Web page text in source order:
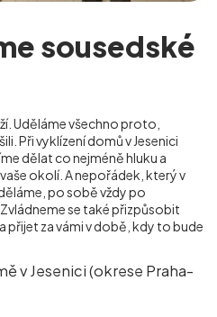
sousedské
Uděláme všechno proto,
Při vyklízení domů v Jesenici
dělat co nejméně hluku a
okolí. A nepořádek, který v
po sobě vždy po
se také přizpůsobit
přijet za vámi v době, kdy to bude
v Jesenici (okrese Praha-